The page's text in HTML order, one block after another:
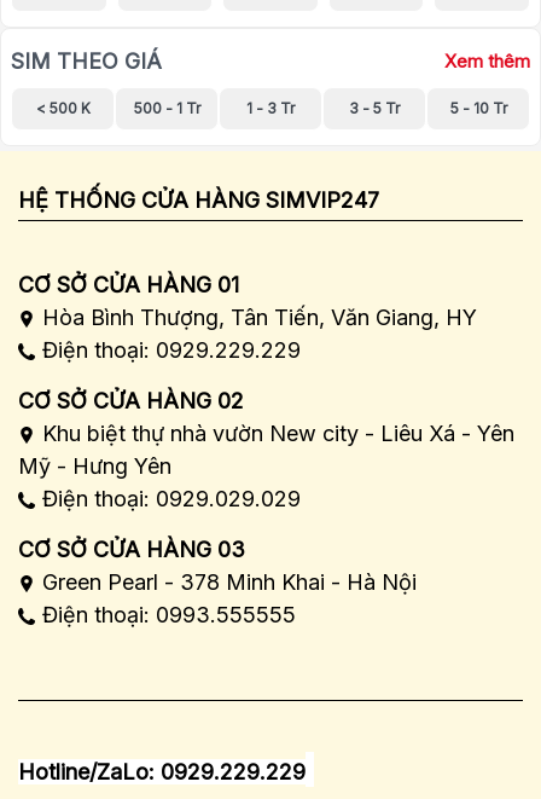
SIM THEO GIÁ Xem thêm
< 500 K 500 - 1 Tr 1 - 3 Tr 3 - 5 Tr 5 - 10 Tr
HỆ THỐNG CỬA HÀNG SIMVIP247
CƠ SỞ CỬA HÀNG 01
Hòa Bình Thượng, Tân Tiến, Văn Giang, HY
Điện thoại: 0929.229.229
CƠ SỞ CỬA HÀNG 02
Khu biệt thự nhà vườn New city - Liêu Xá - Yên
Mỹ - Hưng Yên
Điện thoại: 0929.029.029
CƠ SỞ CỬA HÀNG 03
Green Pearl - 378 Minh Khai - Hà Nội
Điện thoại: 0993.555555
Hotline/ZaLo: 0929.229.229